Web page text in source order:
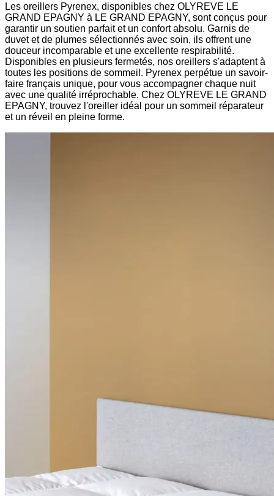
Les oreillers Pyrenex, disponibles chez OLYREVE LE
GRAND EPAGNY à LE GRAND EPAGNY, sont conçus pour
garantir un soutien parfait et un confort absolu. Garnis de
duvet et de plumes sélectionnés avec soin, ils offrent une
douceur incomparable et une excellente respirabilité.
Disponibles en plusieurs fermetés, nos oreillers s'adaptent à
toutes les positions de sommeil. Pyrenex perpétue un savoir-
faire français unique, pour vous accompagner chaque nuit
avec une qualité irréprochable. Chez OLYREVE LE GRAND
EPAGNY, trouvez l'oreiller idéal pour un sommeil réparateur
et un réveil en pleine forme.